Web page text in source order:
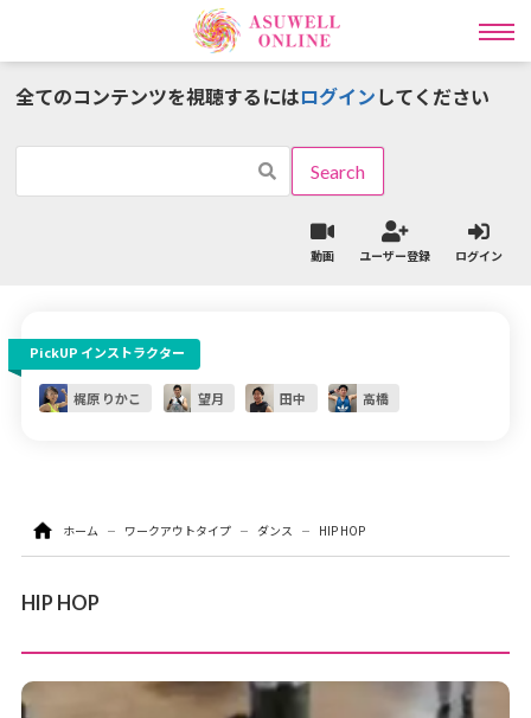
インストラクター一覧
ワークアウトタイプ一覧
ラディカル動画レッスン
ライブ
レッスン予約
パーソナル予約
各種お手続き
全てのコンテンツを視聴するにはログインしてください
動画 ユーザー登録 ログイン
PickUP インストラクター
梶原 りかこ 望月 田中 高橋
ホーム ワークアウトタイプ ダンス HIP HOP
HIP HOP